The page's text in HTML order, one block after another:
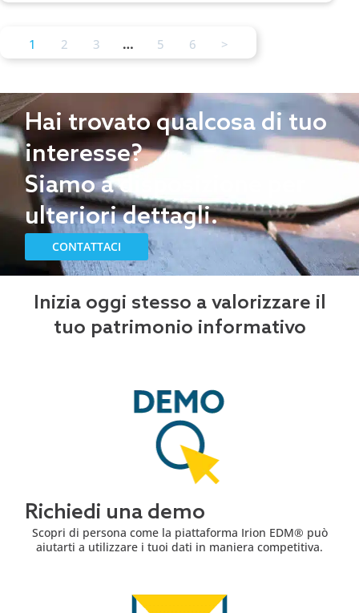
1 2 3 … 5 6 >
Hai trovato qualcosa di tuo
interesse?
Siamo a disposizione per
ulteriori dettagli.
CONTATTACI
Inizia oggi stesso a valorizzare il
tuo patrimonio informativo
Richiedi una demo
Scopri di persona come la piattaforma Irion EDM® può
aiutarti a utilizzare i tuoi dati in maniera competitiva.